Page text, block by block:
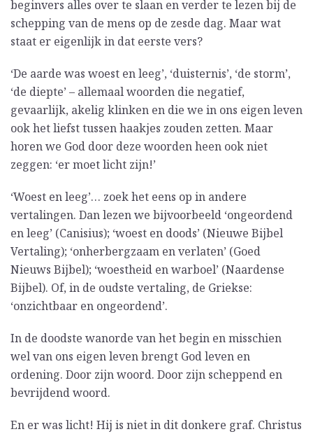
beginvers alles over te slaan en verder te lezen bij de
schepping van de mens op de zesde dag. Maar wat
staat er eigenlijk in dat eerste vers?
‘De aarde was woest en leeg’, ‘duisternis’, ‘de storm’,
‘de diepte’ – allemaal woorden die negatief,
gevaarlijk, akelig klinken en die we in ons eigen leven
ook het liefst tussen haakjes zouden zetten. Maar
horen we God door deze woorden heen ook niet
zeggen: ‘er moet licht zijn!’
‘Woest en leeg’… zoek het eens op in andere
vertalingen. Dan lezen we bijvoorbeeld ‘ongeordend
en leeg’ (Canisius); ‘woest en doods’ (Nieuwe Bijbel
Vertaling); ‘onherbergzaam en verlaten’ (Goed
Nieuws Bijbel); ‘woestheid en warboel’ (Naardense
Bijbel). Of, in de oudste vertaling, de Griekse:
‘onzichtbaar en ongeordend’.
In de doodste wanorde van het begin en misschien
wel van ons eigen leven brengt God leven en
ordening. Door zijn woord. Door zijn scheppend en
bevrijdend woord.
En er was licht! Hij is niet in dit donkere graf. Christus